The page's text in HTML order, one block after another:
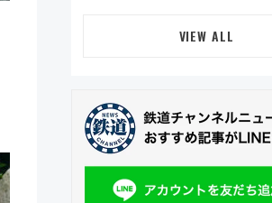
VIEW ALL